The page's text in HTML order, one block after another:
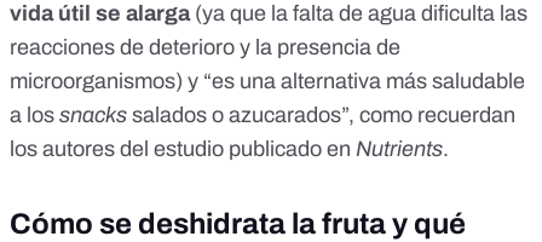
vida útil se alarga(ya que la falta de agua dificulta las
reacciones de deterioro y la presencia de
microorganismos) y “es una alternativa más saludable
a los snacks salados o azucarados”, como recuerdan
los autores del estudio publicado en Nutrients.
Cómo se deshidrata la fruta y qué